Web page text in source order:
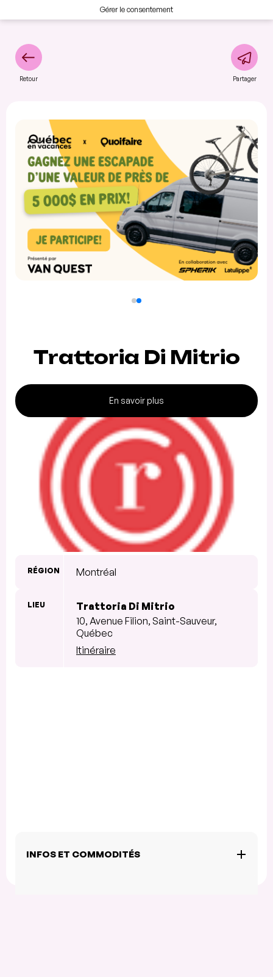
Gérer le consentement
Retour Partager
Trattoria Di Mitrio
En savoir plus
RÉGION Montréal
LIEU
Trattoria Di Mitrio
10, Avenue Filion, Saint-Sauveur,
Québec
Itinéraire
INFOS ET COMMODITÉS